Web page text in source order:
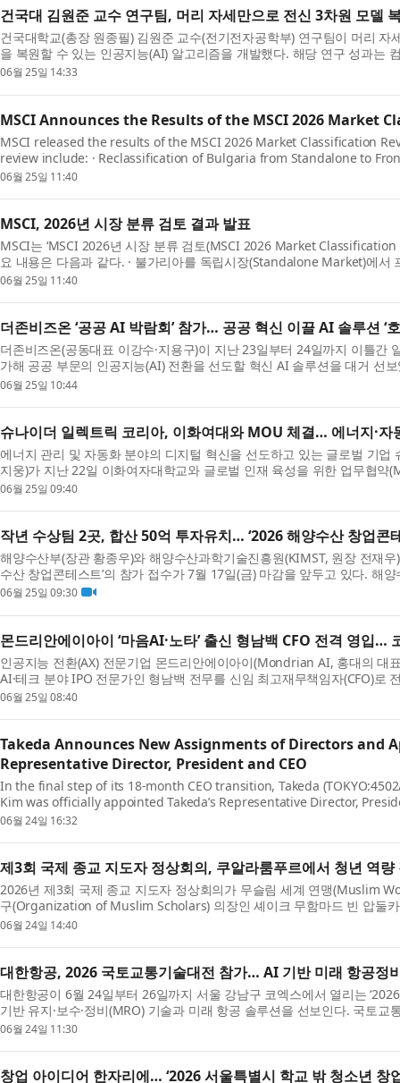
건국대 김원준 교수 연구팀, 머리 자세만으로 전신 3차원 모델
건국대학교(총장 원종필) 김원준 교수(전기전자공학부) 연구팀이 머리
을 복원할 수 있는 인공지능(AI) 알고리즘을 개발했다. 해당 연구 성과는
국제학술대회인 ‘ECCV(Europe...
06월 25일 14:33
MSCI Announces the Results of the MSCI 2026 Market
MSCI released the results of the MSCI 2026 Market Classification
review include: · Reclassification of Bulgaria from Standalone to
shareholder transparency and coordinat...
06월 25일 11:40
MSCI, 2026년 시장 분류 검토 결과 발표
MSCI는 ‘MSCI 2026년 시장 분류 검토(MSCI 2026 Market
요 내용은 다음과 같다. · 불가리아를 독립시장(Standalone Market)에
· 인도네시아 및 튀르키예 주식...
06월 25일 11:40
더존비즈온 ‘공공 AI 박람회’ 참가… 공공 혁신 이끌 AI 솔루션 ‘
더존비즈온(공동대표 이강수·지용구)이 지난 23일부터 24일까지 이틀간
가해 공공 부문의 인공지능(AI) 전환을 선도할 혁신 AI 솔루션을 대거 선
Amaranth 10을 중심으로 ONE ...
06월 25일 10:44
슈나이더 일렉트릭 코리아, 이화여대와 MOU 체결… 에너지·자
에너지 관리 및 자동화 분야의 디지털 혁신을 선도하고 있는 글로벌 기업
지웅)가 지난 22일 이화여자대학교와 글로벌 인재 육성을 위한 업무협약
해 에너지 관리 및 산업 자동...
06월 25일 09:40
작년 수상팀 2곳, 합산 50억 투자유치… ‘2026 해양수산 창업콘
해양수산부(장관 황종우)와 해양수산과학기술진흥원(KIMST, 원장 전재
수산 창업콘테스트’의 참가 접수가 7월 17일(금) 마감을 앞두고 있다. 해
기업이라면 마감 전 공식 누...
06월 25일 09:30
몬드리안에이아이 ‘마음AI·노타’ 출신 형남백 CFO 전격 영입…
인공지능 전환(AX) 전문기업 몬드리안에이아이(Mondrian AI, 홍대의 대
AI·테크 분야 IPO 전문가인 형남백 전무를 신임 최고재무책임자(CFO)로
형남백 신임 CFO는 마음AI, ...
06월 25일 08:40
Takeda Announces New Assignments of Directors and
Representative Director, President and CEO
In the final step of its 18-month CEO transition, Takeda
Kim was officially appointed Takeda’s Representative Director,
the 150th Annual General Meetin...
06월 24일 16:32
제3회 국제 종교 지도자 정상회의, 쿠알라룸푸르에서 청년 역량
2026년 제3회 국제 종교 지도자 정상회의가 무슬림 세계 연맹(Muslim
구(Organization of Muslim Scholars) 의장인 셰이크 무함마드 빈 압둘
bin Abdulkarim Al-Issa)가 참석한 가운...
06월 24일 14:40
대한항공, 2026 국토교통기술대전 참가… AI 기반 미래 항공정
대한항공이 6월 24일부터 26일까지 서울 강남구 코엑스에서 열리는
기반 유지·보수·정비(MRO) 기술과 미래 항공 솔루션을 선보인다. 국토
통과학기술진흥원이 주관하는 국...
06월 24일 11:30
창업 아이디어 한자리에… ‘2026 서울특별시 학교 밖 청소년 창